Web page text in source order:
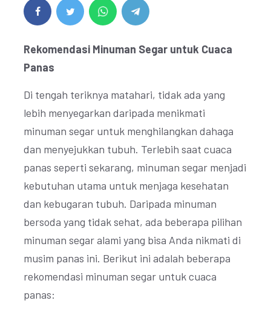
Rekomendasi Minuman Segar untuk Cuaca
Panas
Di tengah teriknya matahari, tidak ada yang
lebih menyegarkan daripada menikmati
minuman segar untuk menghilangkan dahaga
dan menyejukkan tubuh. Terlebih saat cuaca
panas seperti sekarang, minuman segar menjadi
kebutuhan utama untuk menjaga kesehatan
dan kebugaran tubuh. Daripada minuman
bersoda yang tidak sehat, ada beberapa pilihan
minuman segar alami yang bisa Anda nikmati di
musim panas ini. Berikut ini adalah beberapa
rekomendasi minuman segar untuk cuaca
panas: